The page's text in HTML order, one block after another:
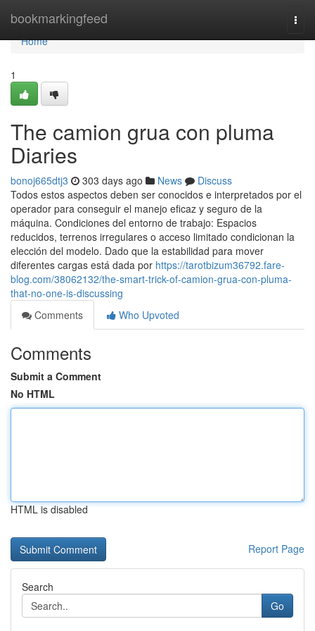
bookmarkingfeed
Home
Home
1
The camion grua con pluma
Diaries
bonoj665dtj3 303 days ago News
Discuss
Todos estos aspectos deben ser conocidos e interpretados por el
operador para conseguir el manejo eficaz y seguro de la
máquina. Condiciones del entorno de trabajo: Espacios
reducidos, terrenos irregulares o acceso limitado condicionan la
elección del modelo. Dado que la estabilidad para mover
diferentes cargas está dada por https://tarotbizum36792.fare-
blog.com/38062132/the-smart-trick-of-camion-grua-con-pluma-
that-no-one-is-discussing
Comments
Who Upvoted
Comments
Submit a Comment
No HTML
HTML is disabled
Report Page
Search
Go